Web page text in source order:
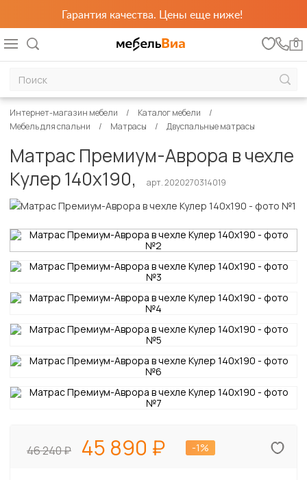
Гарантия качества. Цены еще ниже!
0
Интернет-магазин мебели
Каталог мебели
Мебель для спальни
Матрасы Двуспальные матрасы
Матрас Премиум-Аврора в чехле
Кулер 140х190,
арт. 2020270314019
46 240 45 890 -1%